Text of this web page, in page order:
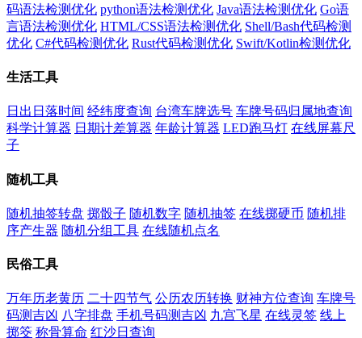
码语法检测优化 python语法检测优化 Java语法检测优化 Go语
言语法检测优化 HTML/CSS语法检测优化 Shell/Bash代码检测
优化 C#代码检测优化 Rust代码检测优化 Swift/Kotlin检测优化
生活工具
日出日落时间 经纬度查询 台湾车牌选号 车牌号码归属地查询
科学计算器 日期计差算器 年龄计算器 LED跑马灯 在线屏幕尺
子
随机工具
随机抽签转盘 掷骰子 随机数字 随机抽签 在线掷硬币 随机排
序产生器 随机分组工具 在线随机点名
民俗工具
万年历老黄历 二十四节气 公历农历转换 财神方位查询 车牌号
码测吉凶 八字排盘 手机号码测吉凶 九宫飞星 在线灵签 线上
掷筊 称骨算命 红沙日查询